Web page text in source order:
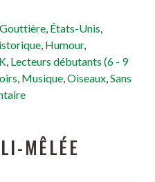
, États-Unis,
, Humour,
, Lecteurs débutants (6 - 9
, Musique,Oiseaux,Sans
MÊLÉE